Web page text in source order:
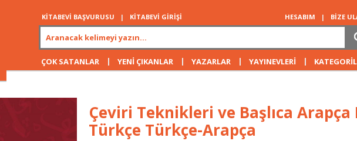
KİTABEVİ BAŞVURUSU | KİTABEVİ GİRİŞİ HESABIM | BİZE
ÇOK SATANLAR | YENİ ÇIKANLAR | YAZARLAR | YAYINEVLERİ |
Çeviri Teknikleri ve Başlıca Arapça
Türkçe Türkçe-Arapça